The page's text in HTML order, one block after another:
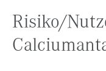
Risiko/